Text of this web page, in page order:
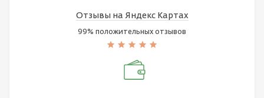
Отзывы на Яндекс Картах
99% положительных отзывов